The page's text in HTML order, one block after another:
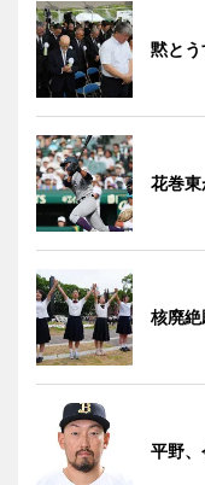
黙と
花巻
核廃
平野